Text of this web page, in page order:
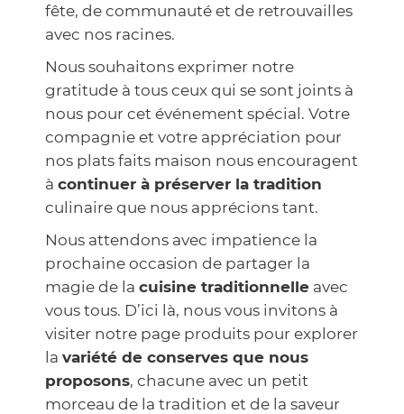
fête, de communauté et de retrouvailles
avec nos racines.
Nous souhaitons exprimer notre
gratitude à tous ceux qui se sont joints à
nous pour cet événement spécial. Votre
compagnie et votre appréciation pour
nos plats faits maison nous encouragent
à continuer à préserver la tradition
culinaire que nous apprécions tant.
Nous attendons avec impatience la
prochaine occasion de partager la
magie de la cuisine traditionnelle avec
vous tous. D’ici là, nous vous invitons à
visiter notre page produits pour explorer
la variété de conserves que nous
proposons, chacune avec un petit
morceau de la tradition et de la saveur